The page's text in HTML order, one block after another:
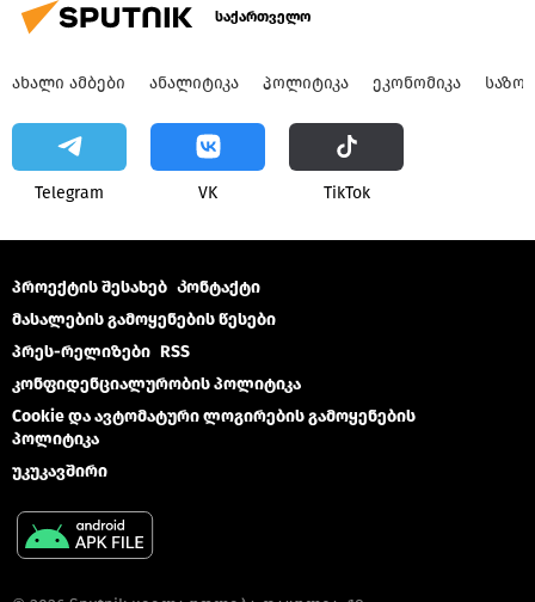
საქართველო
ᲐᲮᲐᲚᲘ ᲐᲛᲑᲔᲑᲘ ᲐᲜᲐᲚᲘᲢᲘᲙᲐ ᲞᲝᲚᲘᲢᲘᲙᲐ ᲔᲙᲝᲜᲝᲛᲘᲙᲐ
Telegram VK ТikТоk
პროექტის შესახებ Კონტაქტი
მასალების გამოყენების წესები
პრეს-რელიზები RSS
კონფიდენციალურობის პოლიტიკა
Cookie და ავტომატური ლოგირების გამოყენების
პოლიტიკა
უკუკავშირი